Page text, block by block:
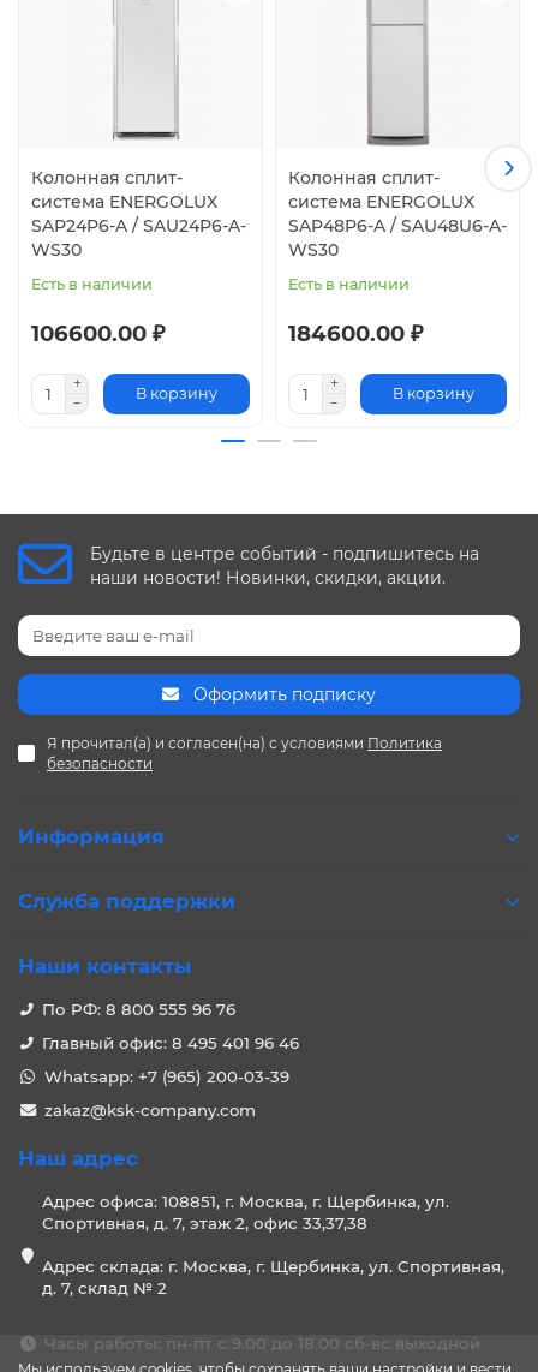
Колонная сплит-
система ENERGOLUX
SAP24P6-A / SAU24P6-A-
WS30
Есть в наличии
106600.00 ₽
В корзину
Колонная сплит-
система ENERGOLUX
SAP48P6-A / SAU48U6-A-
WS30
Есть в наличии
184600.00 ₽
В корзину
Будьте в центре событий - подпишитесь на
наши новости! Новинки, скидки, акции.
Оформить подписку
Я прочитал(а) и согласен(на) с условиями Политика
безопасности
Информация
Служба поддержки
Наши контакты
По РФ: 8 800 555 96 76
Главный офис: 8 495 401 96 46
Whatsapp: +7 (965) 200-03-39
zakaz@ksk-company.com
Наш адрес
Адрес офиса: 108851, г. Москва, г. Щербинка, ул.
Спортивная, д. 7, этаж 2, офис 33,37,38
Адрес склада: г. Москва, г. Щербинка, ул. Спортивная,
д. 7, склад № 2
Часы работы: пн-пт с 9.00 до 18.00 сб-вс выходной